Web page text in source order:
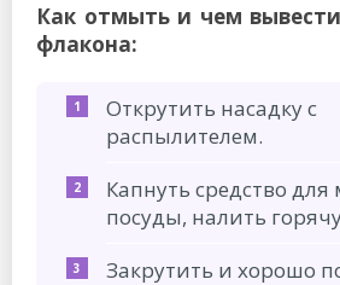
Как отмыть и чем
флакона:
Открутить насадку с
распылителем.
Капнуть средство для
посуды, налить
Закрутить и хорошо